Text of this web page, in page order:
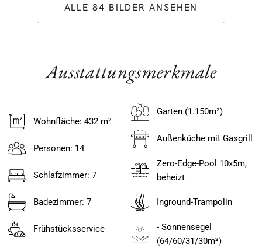
ALLE 84 BILDER ANSEHEN
Ausstattungsmerkmale
Wohnfläche: 432 m²
Personen: 14
Schlafzimmer: 7
Badezimmer: 7
Frühstücksservice
Garten (1.150m²)
Außenküche mit Gasgrill
Zero-Edge-Pool 10x5m,
beheizt
Inground-Trampolin
- Sonnensegel
(64/60/31/30m²)